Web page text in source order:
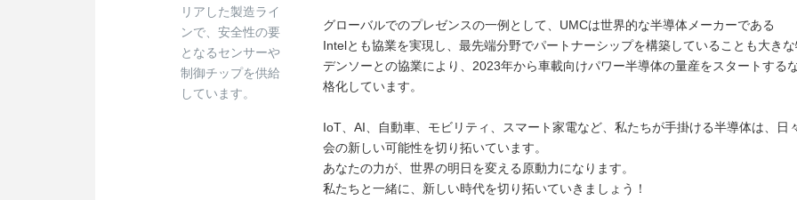
リアした製造ライ
ンで、安全性の要
となるセンサーや
制御チップを供給
しています。
グローバルでのプレゼンスの一例として、UMCは世界的な半導体メーカーである
Intelとも協業を実現し、最先端分野でパートナーシップを構築していることも大き
デンソーとの協業により、2023年から車載向けパワー半導体の量産をスタートする
格化しています。
IoT、AI、自動車、モビリティ、スマート家電など、私たちが手掛ける半導体は、日
会の新しい可能性を切り拓いています。
あなたの力が、世界の明日を変える原動力になります。
私たちと一緒に、新しい時代を切り拓いていきましょう！